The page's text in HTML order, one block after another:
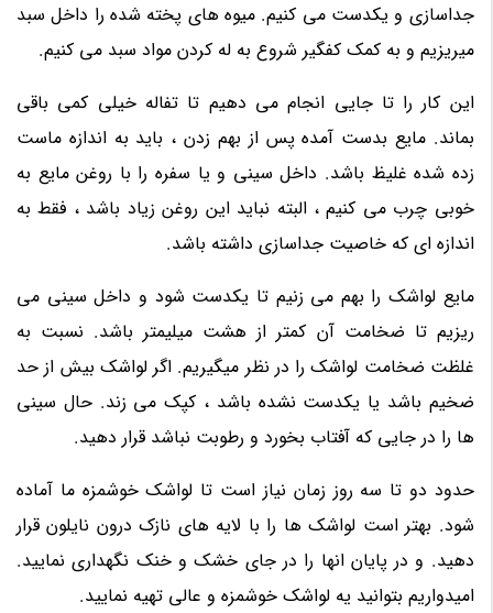
جداسازی و یکدست می کنیم. میوه های پخته شده را داخل سبد
میریزیم و به کمک کفگیر شروع به له کردن مواد سبد می کنیم.
این کار را تا جایی انجام می دهیم تا تفاله خیلی کمی باقی
بماند. مایع بدست آمده پس از بهم زدن ، باید به اندازه ماست
زده شده غلیظ باشد. داخل سینی و یا سفره را با روغن مایع به
خوبی چرب می کنیم ، البته نباید این روغن زیاد باشد ، فقط به
اندازه ای که خاصیت جداسازی داشته باشد.
مایع لواشک را بهم می زنیم تا یکدست شود و داخل سینی می
ریزیم تا ضخامت آن کمتر از هشت میلیمتر باشد. نسبت به
غلظت ضخامت لواشک را در نظر میگیریم. اگر لواشک بیش از حد
ضخیم باشد یا یکدست نشده باشد ، کپک می زند. حال سینی
ها را در جایی که آفتاب بخورد و رطوبت نباشد قرار دهید.
حدود دو تا سه روز زمان نیاز است تا لواشک خوشمزه ما آماده
شود. بهتر است لواشک ها را با لایه های نازک درون نایلون قرار
دهید. و در پایان انها را در جای خشک و خنک نگهداری نمایید.
امیدواریم بتوانید یه لواشک خوشمزه و عالی تهیه نمایید.